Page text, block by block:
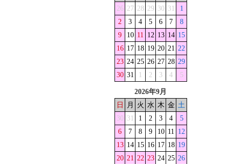
26 27 28 29 30 31
1
2
3 4 5 6 7
8
9
10 11 12 13 14 15
16 17 18 19 20 21 22
23 24 25 26 27 28 29
30 31 1 2 3 4 5
2026年9月
日
月 火 水 木 金 土
30 31 1 2 3 4
5
6
7 8 9 10 11 12
13 14 15 16 17 18 19
20 21 22 23 24 25 26